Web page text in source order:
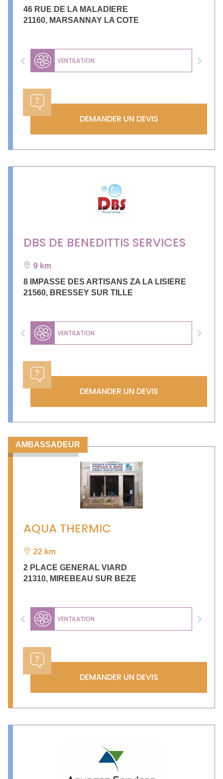
46 RUE DE LA MALADIERE
21160, MARSANNAY LA COTE
VENTILATION
Previous Next
DEMANDER UN DEVIS
DBS DE BENEDITTIS SERVICES
9 km
8 IMPASSE DES ARTISANS ZA LA LISIERE
21560, BRESSEY SUR TILLE
VENTILATION
Previous Next
DEMANDER UN DEVIS
AMBASSADEUR
AQUA THERMIC
22 km
2 PLACE GENERAL VIARD
21310, MIREBEAU SUR BEZE
VENTILATION
Previous Next
DEMANDER UN DEVIS